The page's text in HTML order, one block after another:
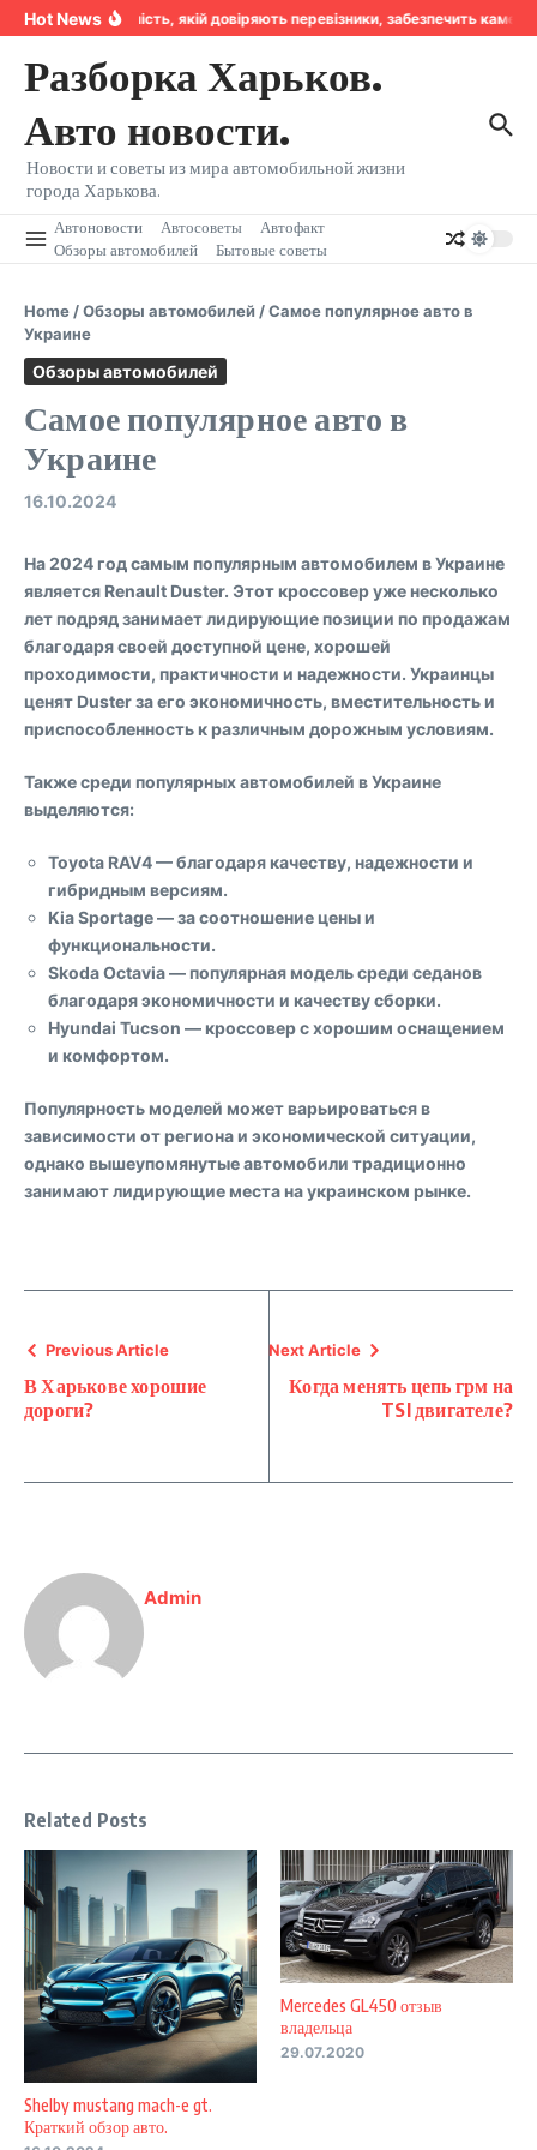
Перейти к содержанию
Hot NewsНадійність, якій довіряють перевізники, забезпечить
Разборка Харьков.
Авто новости.
Новости и советы из мира автомобильной жизни
города Харькова.
Автоновости Автосоветы
Автофакт
Обзоры автомобилей
Бытовые советы
Home /Обзоры автомобилей /Самое популярное авто в
Украине
Обзоры автомобилей
Самое популярное авто в
Украине
16.10.2024
На 2024 год самым популярным автомобилем в Украине
является Renault Duster. Этот кроссовер уже несколько
лет подряд занимает лидирующие позиции по продажам
благодаря своей доступной цене, хорошей
проходимости, практичности и надежности. Украинцы
ценят Duster за его экономичность, вместительность и
приспособленность к различным дорожным условиям.
Также среди популярных автомобилей в Украине
выделяются:
Toyota RAV4— благодаря качеству, надежности и
гибридным версиям.
Kia Sportage— за соотношение цены и
функциональности.
Skoda Octavia— популярная модель среди седанов
благодаря экономичности и качеству сборки.
Hyundai Tucson — кроссовер с хорошим оснащением
и комфортом.
Популярность моделей может варьироваться в
зависимости от региона и экономической ситуации,
однако вышеупомянутые автомобили традиционно
занимают лидирующие места на украинском рынке.
Previous Article
В Харькове хорошие
дороги?
Next Article
Когда менять цепь грм на
TSI двигателе?
Admin
Related Posts
Shelby mustang mach-e gt.
Краткий обзор авто.
Mercedes GL450 отзыв
владельца
29.07.2020